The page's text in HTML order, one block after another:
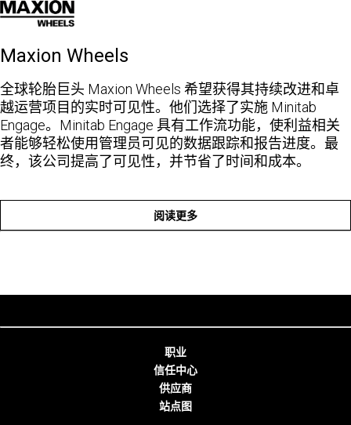
Maxion Wheels
全球轮胎巨头 Maxion Wheels 希望获得其持续改进和卓
越运营项目的实时可见性。他们选择了实施 Minitab
Engage。Minitab Engage 具有工作流功能，使利益相关
者能够轻松使用管理员可见的数据跟踪和报告进度。最
终，该公司提高了可见性，并节省了时间和成本。
阅读更多
职业
信任中心
供应商
站点图